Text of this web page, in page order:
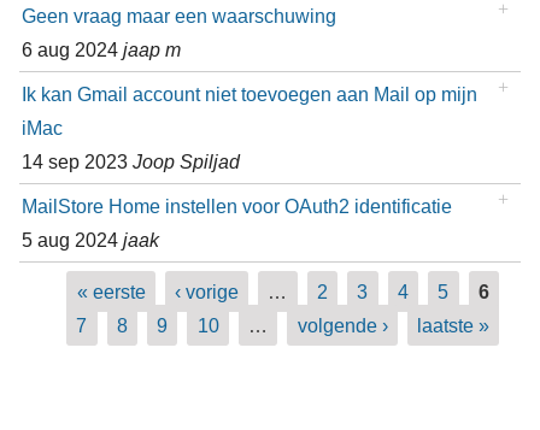
Geen vraag maar een waarschuwing
6 aug 2024 jaap m
Ik kan Gmail account niet toevoegen aan Mail op mijn
iMac
14 sep 2023 Joop Spiljad
MailStore Home instellen voor OAuth2 identificatie
5 aug 2024 jaak
Pagina's
« eerste ‹ vorige … 2 3 4 5
6
7
8 9 10 … volgende › laatste »